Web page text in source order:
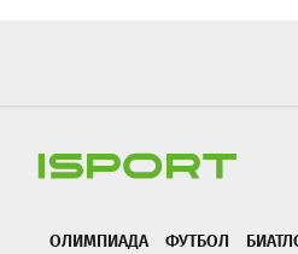
ОЛИМПИАДА ФУТБОЛ